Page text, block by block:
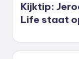
Kijktip:
Life staat